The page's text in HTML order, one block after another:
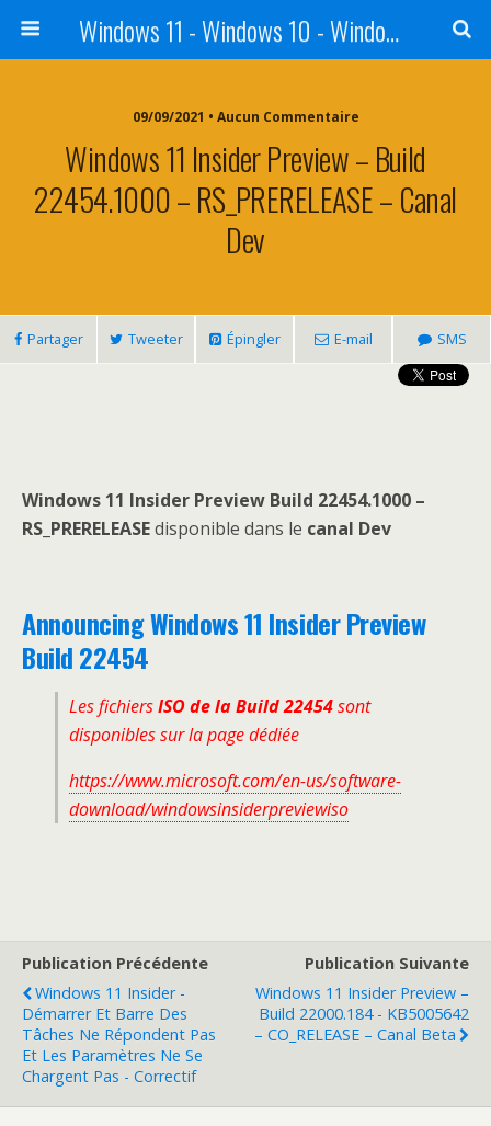
Windows 11 - Windows 10 - Windows 8 - Windows 7 - VISTA
09/09/2021 • Aucun Commentaire
Windows 11 Insider Preview – Build
22454.1000 – RS_PRERELEASE – Canal
Dev
Partager Tweeter Épingler E-mail SMS
Windows 11 Insider Preview Build 22454.1000 –
RS_PRERELEASEdisponible dans le canal Dev
Announcing Windows 11 Insider Preview
Build 22454
Les fichiersISO de la Build 22454sont
disponibles sur la page dédiée
https://www.microsoft.com/en-us/software-
download/windowsinsiderpreviewiso
Publication Précédente
Windows 11 Insider -
Démarrer Et Barre Des
Tâches Ne Répondent Pas
Et Les Paramètres Ne Se
Chargent Pas - Correctif
Publication Suivante
Windows 11 Insider Preview –
Build 22000.184 - KB5005642
– CO_RELEASE – Canal Beta